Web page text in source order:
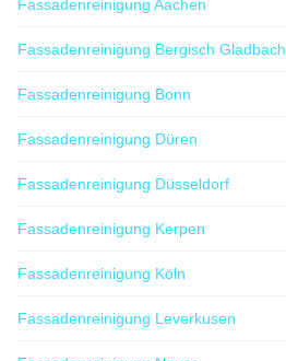
Fassadenreinigung Aachen
Fassadenreinigung Bergisch Gladbach
Fassadenreinigung Bonn
Fassadenreinigung Düren
Fassadenreinigung Düsseldorf
Fassadenreinigung Kerpen
Fassadenreinigung Köln
Fassadenreinigung Leverkusen